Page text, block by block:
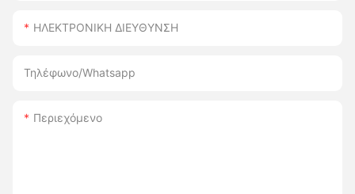
ΗΛΕΚΤΡΟΝΙΚΗ ΔΙΕΥΘΥΝΣΗ
Τηλέφωνο/whatsapp
Περιεχόμενο